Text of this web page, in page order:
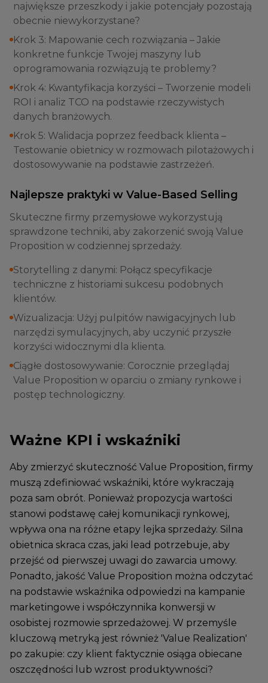
największe przeszkody i jakie potencjały pozostają
obecnie niewykorzystane?
Krok 3: Mapowanie cech rozwiązania – Jakie
konkretne funkcje Twojej maszyny lub
oprogramowania rozwiązują te problemy?
Krok 4: Kwantyfikacja korzyści – Tworzenie modeli
ROI i analiz TCO na podstawie rzeczywistych
danych branżowych.
Krok 5: Walidacja poprzez feedback klienta –
Testowanie obietnicy w rozmowach pilotażowych i
dostosowywanie na podstawie zastrzeżeń.
Najlepsze praktyki w Value-Based Selling
Skuteczne firmy przemysłowe wykorzystują
sprawdzone techniki, aby zakorzenić swoją Value
Proposition w codziennej sprzedaży.
Storytelling z danymi: Połącz specyfikacje
techniczne z historiami sukcesu podobnych
klientów.
Wizualizacja: Użyj pulpitów nawigacyjnych lub
narzędzi symulacyjnych, aby uczynić przyszłe
korzyści widocznymi dla klienta.
Ciągłe dostosowywanie: Corocznie przeglądaj
Value Proposition w oparciu o zmiany rynkowe i
postęp technologiczny.
Ważne KPI i wskaźniki
Aby zmierzyć skuteczność Value Proposition, firmy
muszą zdefiniować wskaźniki, które wykraczają
poza sam obrót. Ponieważ propozycja wartości
stanowi podstawę całej komunikacji rynkowej,
wpływa ona na różne etapy lejka sprzedaży. Silna
obietnica skraca czas, jaki lead potrzebuje, aby
przejść od pierwszej uwagi do zawarcia umowy.
Ponadto, jakość Value Proposition można odczytać
na podstawie wskaźnika odpowiedzi na kampanie
marketingowe i współczynnika konwersji w
osobistej rozmowie sprzedażowej. W przemyśle
kluczową metryką jest również 'Value Realization'
po zakupie: czy klient faktycznie osiąga obiecane
oszczędności lub wzrost produktywności?